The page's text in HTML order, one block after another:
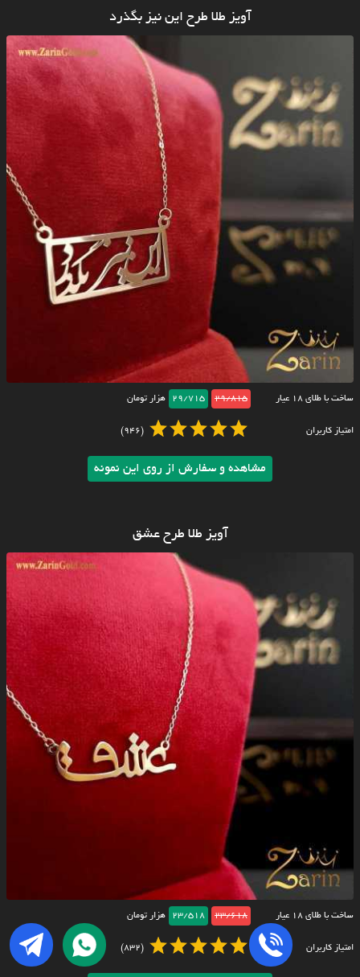
آویز طلا طرح این نیز بگذرد
ساخت با طلای ۱۸ عیار 29/815
29/715 هزار تومان
امتیاز کاربران (946)
مشاهده و سفارش از روی این نمونه
آویز طلا طرح عشق
ساخت با طلای ۱۸ عیار 23/618
23/518 هزار تومان
امتیاز کاربران (832)